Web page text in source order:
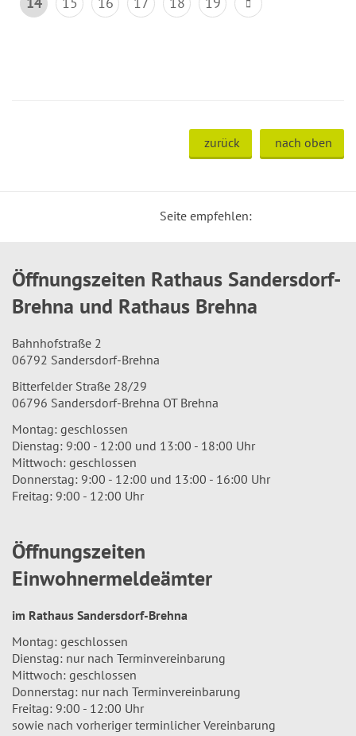
zurück nach oben
Seite empfehlen:
Öffnungszeiten Rathaus Sandersdorf-
Brehna und Rathaus Brehna
Bahnhofstraße 2
06792 Sandersdorf-Brehna
Bitterfelder Straße 28/29
06796 Sandersdorf-Brehna OT Brehna
Montag: geschlossen
Dienstag: 9:00 - 12:00 und 13:00 - 18:00 Uhr
Mittwoch: geschlossen
Donnerstag: 9:00 - 12:00 und 13:00 - 16:00 Uhr
Freitag: 9:00 - 12:00 Uhr
Öffnungszeiten
Einwohnermeldeämter
im Rathaus Sandersdorf-Brehna
Montag: geschlossen
Dienstag: nur nach Terminvereinbarung
Mittwoch: geschlossen
Donnerstag: nur nach Terminvereinbarung
Freitag: 9:00 - 12:00 Uhr
sowie nach vorheriger terminlicher Vereinbarung